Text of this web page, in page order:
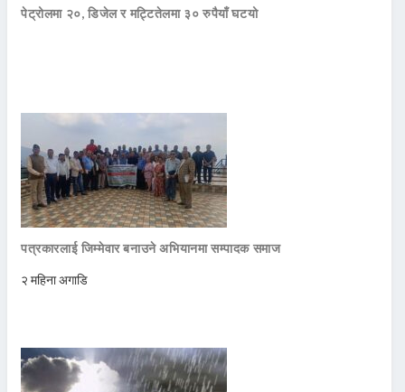
पेट्रोलमा २०, डिजेल र मट्टितेलमा ३० रुपैयाँ घटयो
पत्रकारलाई जिम्मेवार बनाउने अभियानमा सम्पादक समाज
२ महिना अगाडि